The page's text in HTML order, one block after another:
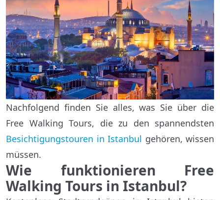
Nachfolgend finden Sie alles, was Sie über die
Free Walking Tours, die zu den spannendsten
Besichtigungstouren in Istanbul gehören, wissen
müssen.
Wie funktionieren Free
Walking Tours in Istanbul?